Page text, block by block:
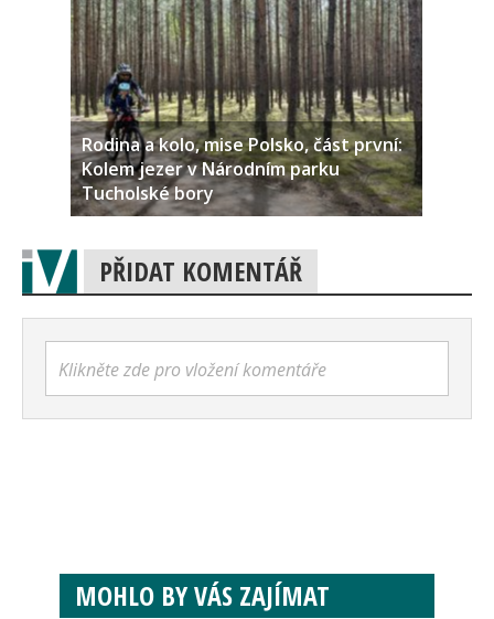
Rodina a kolo, mise Polsko, část první:
Kolem jezer v Národním parku
Tucholské bory
PŘIDAT KOMENTÁŘ
Klikněte zde pro vložení komentáře
MOHLO BY VÁS ZAJÍMAT